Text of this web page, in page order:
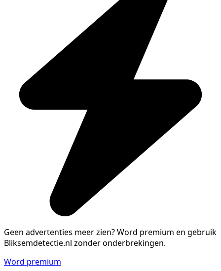
Geen advertenties meer zien?Word premium en gebruik
Bliksemdetectie.nl zonder onderbrekingen.
Word premium